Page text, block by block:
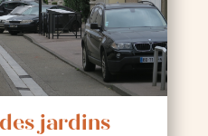
jardins